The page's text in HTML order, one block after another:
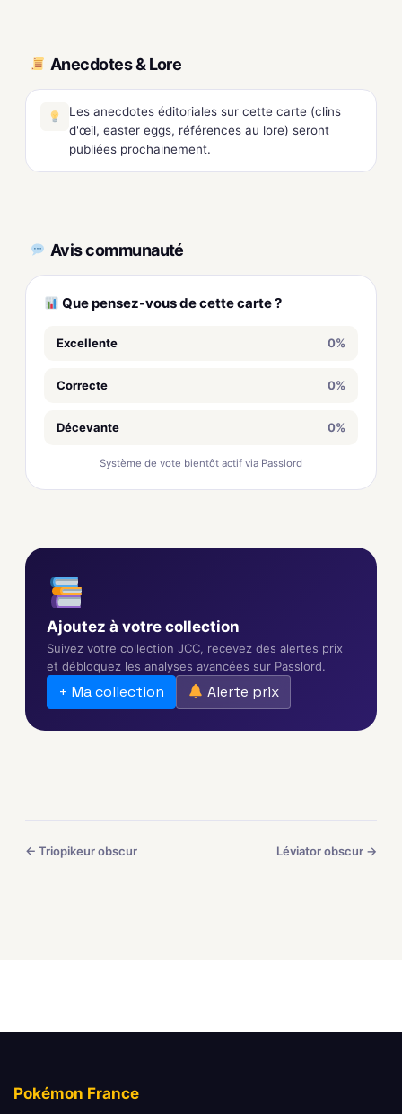
Anecdotes & Lore
Les anecdotes éditoriales sur cette carte (clins
d'œil, easter eggs, références au lore) seront
publiées prochainement.
Avis communauté
Que pensez-vous de cette carte ?
Excellente 0%
Correcte 0%
Décevante 0%
Système de vote bientôt actif via Passlord
Ajoutez à votre collection
Suivez votre collection JCC, recevez des alertes prix
et débloquez les analyses avancées sur Passlord.
+ Ma collection Alerte prix
← Triopikeur obscur Léviator obscur →
Pokémon France